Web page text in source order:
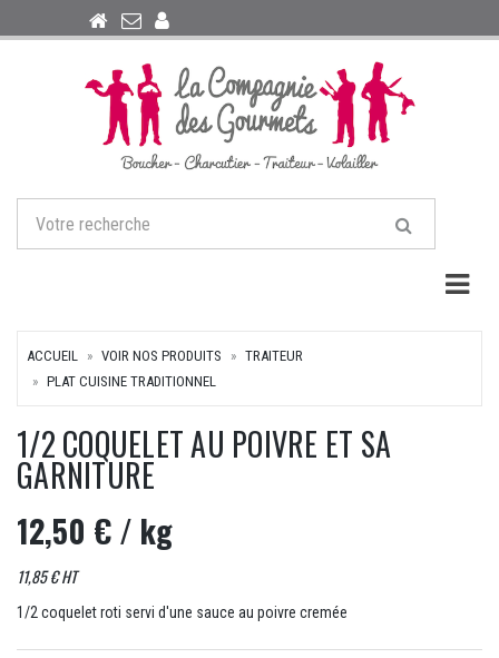
ACCUEIL VOIR NOS PRODUITS
TRAITEUR
PLAT CUISINE TRADITIONNEL
1/2 COQUELET AU POIVRE ET SA
GARNITURE
12,50 €/ kg
11,85 € HT
1/2 coquelet roti servi d'une sauce au poivre cremée